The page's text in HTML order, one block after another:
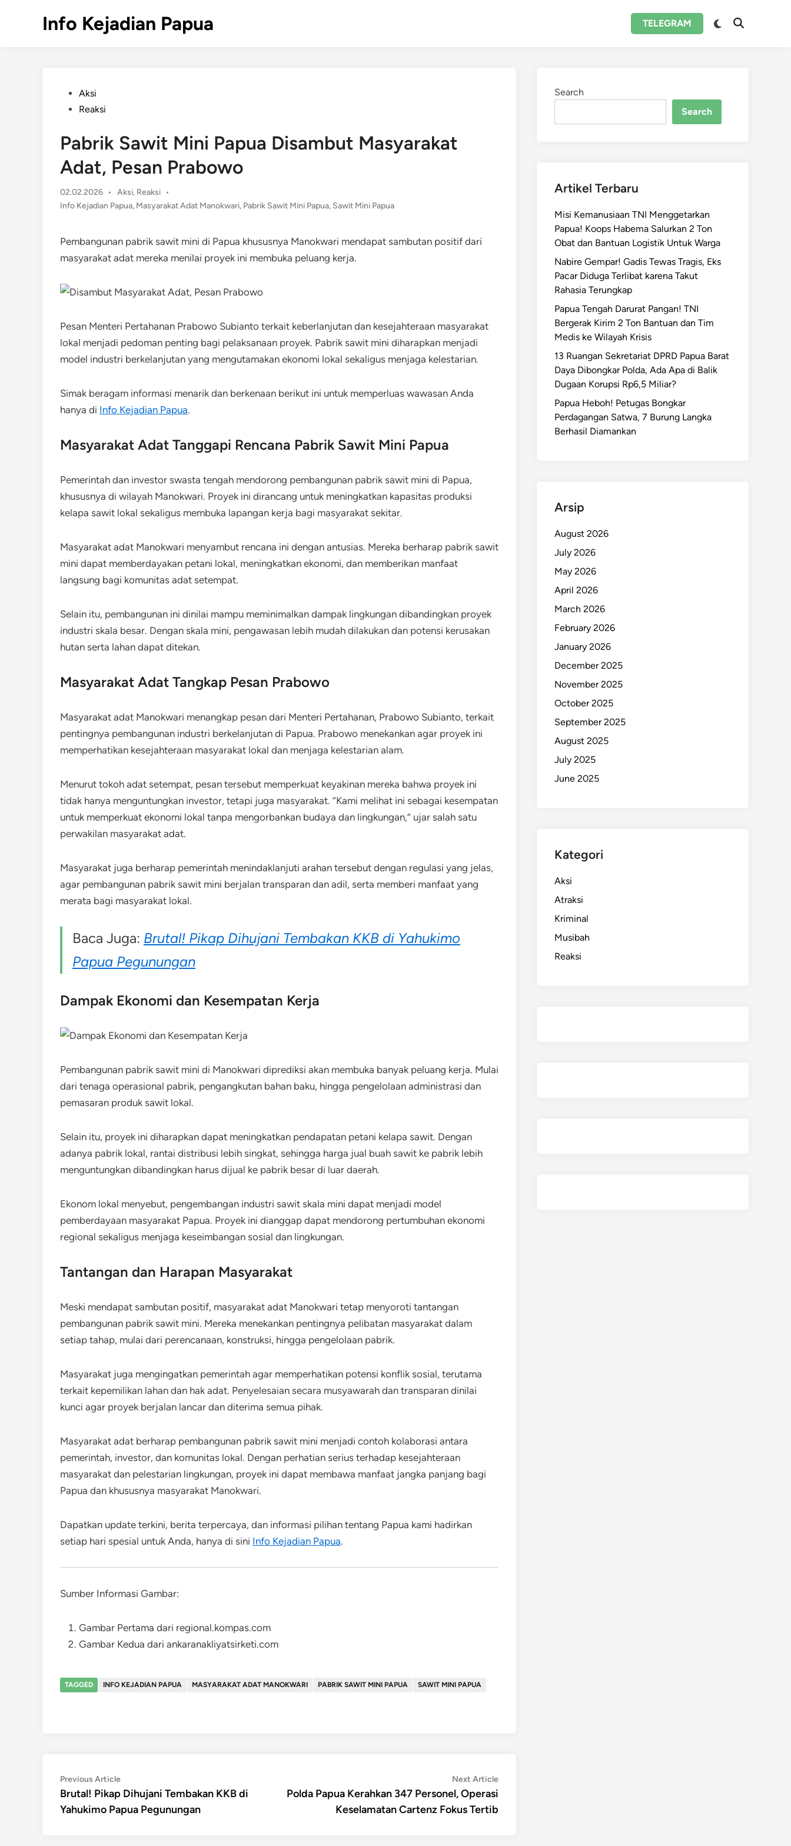
Info Kejadian Papua TELEGRAM
Switch
Open
PostedAksi
Reaksi
Pabrik Sawit Mini Papua Disambut Masyarakat
Adat, Pesan Prabowo
02.02.2026 •
Posted
in
Aksi, Reaksi
•
Info Kejadian Papua, Masyarakat Adat Manokwari, Pabrik Sawit Mini Papua, Sawit Mini Papua
Pembangunan pabrik sawit mini di Papua khususnya Manokwari mendapat sambutan positif dari
masyarakat adat mereka menilai proyek ini membuka peluang kerja.
Pesan Menteri Pertahanan Prabowo Subianto terkait keberlanjutan dan kesejahteraan masyarakat
lokal menjadi pedoman penting bagi pelaksanaan proyek. Pabrik sawit mini diharapkan menjadi
model industri berkelanjutan yang mengutamakan ekonomi lokal sekaligus menjaga kelestarian.
Simak beragam informasi menarik dan berkenaan berikut ini untuk memperluas wawasan Anda
hanya di Info Kejadian Papua.
Masyarakat Adat Tanggapi Rencana Pabrik Sawit Mini Papua
Pemerintah dan investor swasta tengah mendorong pembangunan pabrik sawit mini di Papua,
khususnya di wilayah Manokwari. Proyek ini dirancang untuk meningkatkan kapasitas produksi
kelapa sawit lokal sekaligus membuka lapangan kerja bagi masyarakat sekitar.
Masyarakat adat Manokwari menyambut rencana ini dengan antusias. Mereka berharap pabrik sawit
mini dapat memberdayakan petani lokal, meningkatkan ekonomi, dan memberikan manfaat
langsung bagi komunitas adat setempat.
Selain itu, pembangunan ini dinilai mampu meminimalkan dampak lingkungan dibandingkan proyek
industri skala besar. Dengan skala mini, pengawasan lebih mudah dilakukan dan potensi kerusakan
hutan serta lahan dapat ditekan.
Masyarakat Adat Tangkap Pesan Prabowo
Masyarakat adat Manokwari menangkap pesan dari Menteri Pertahanan, Prabowo Subianto, terkait
pentingnya pembangunan industri berkelanjutan di Papua. Prabowo menekankan agar proyek ini
memperhatikan kesejahteraan masyarakat lokal dan menjaga kelestarian alam.
Menurut tokoh adat setempat, pesan tersebut memperkuat keyakinan mereka bahwa proyek ini
tidak hanya menguntungkan investor, tetapi juga masyarakat. “Kami melihat ini sebagai kesempatan
untuk memperkuat ekonomi lokal tanpa mengorbankan budaya dan lingkungan,” ujar salah satu
perwakilan masyarakat adat.
Masyarakat juga berharap pemerintah menindaklanjuti arahan tersebut dengan regulasi yang jelas,
agar pembangunan pabrik sawit mini berjalan transparan dan adil, serta memberi manfaat yang
merata bagi masyarakat lokal.
Baca Juga: Brutal! Pikap Dihujani Tembakan KKB di Yahukimo
Papua Pegunungan
Dampak Ekonomi dan Kesempatan Kerja
Pembangunan pabrik sawit mini di Manokwari diprediksi akan membuka banyak peluang kerja. Mulai
dari tenaga operasional pabrik, pengangkutan bahan baku, hingga pengelolaan administrasi dan
pemasaran produk sawit lokal.
Selain itu, proyek ini diharapkan dapat meningkatkan pendapatan petani kelapa sawit. Dengan
adanya pabrik lokal, rantai distribusi lebih singkat, sehingga harga jual buah sawit ke pabrik lebih
menguntungkan dibandingkan harus dijual ke pabrik besar di luar daerah.
Ekonom lokal menyebut, pengembangan industri sawit skala mini dapat menjadi model
pemberdayaan masyarakat Papua. Proyek ini dianggap dapat mendorong pertumbuhan ekonomi
regional sekaligus menjaga keseimbangan sosial dan lingkungan.
Tantangan dan Harapan Masyarakat
Meski mendapat sambutan positif, masyarakat adat Manokwari tetap menyoroti tantangan
pembangunan pabrik sawit mini. Mereka menekankan pentingnya pelibatan masyarakat dalam
setiap tahap, mulai dari perencanaan, konstruksi, hingga pengelolaan pabrik.
Masyarakat juga mengingatkan pemerintah agar memperhatikan potensi konflik sosial, terutama
terkait kepemilikan lahan dan hak adat. Penyelesaian secara musyawarah dan transparan dinilai
kunci agar proyek berjalan lancar dan diterima semua pihak.
Masyarakat adat berharap pembangunan pabrik sawit mini menjadi contoh kolaborasi antara
pemerintah, investor, dan komunitas lokal. Dengan perhatian serius terhadap kesejahteraan
masyarakat dan pelestarian lingkungan, proyek ini dapat membawa manfaat jangka panjang bagi
Papua dan khususnya masyarakat Manokwari.
Dapatkan update terkini, berita terpercaya, dan informasi pilihan tentang Papua kami hadirkan
setiap hari spesial untuk Anda, hanya di sini Info Kejadian Papua.
Sumber Informasi Gambar:
Gambar Pertama dari regional.kompas.com
Gambar Kedua dari ankaranakliyatsirketi.com
TAGGED INFO KEJADIAN PAPUA MASYARAKAT ADAT MANOKWARI PABRIK SAWIT MINI PAPUA SAWIT MINI PAPUA
Post
navigation
Previous ArticlePrevious
article:
Brutal! Pikap Dihujani Tembakan KKB di
Yahukimo Papua Pegunungan
Next ArticleNext
Polda Papua Kerahkan 347 Personel, Operasi
Keselamatan Cartenz Fokus Tertib
Search
Search
Artikel Terbaru
Misi Kemanusiaan TNI Menggetarkan
Papua! Koops Habema Salurkan 2 Ton
Obat dan Bantuan Logistik Untuk Warga
Nabire Gempar! Gadis Tewas Tragis, Eks
Pacar Diduga Terlibat karena Takut
Rahasia Terungkap
Papua Tengah Darurat Pangan! TNI
Bergerak Kirim 2 Ton Bantuan dan Tim
Medis ke Wilayah Krisis
13 Ruangan Sekretariat DPRD Papua Barat
Daya Dibongkar Polda, Ada Apa di Balik
Dugaan Korupsi Rp6,5 Miliar?
Papua Heboh! Petugas Bongkar
Perdagangan Satwa, 7 Burung Langka
Berhasil Diamankan
Arsip
August 2026
July 2026
May 2026
April 2026
March 2026
February 2026
January 2026
December 2025
November 2025
October 2025
September 2025
August 2025
July 2025
June 2025
Kategori
Aksi
Atraksi
Kriminal
Musibah
Reaksi